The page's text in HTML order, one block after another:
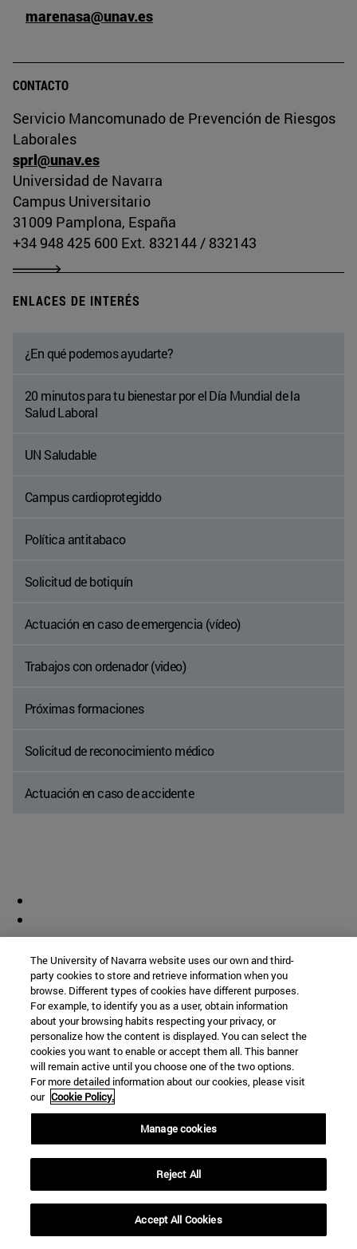
marenasa@unav.es
CONTACTO
Servicio Mancomunado de Prevención de Riesgos
Laborales
sprl@unav.es
Universidad de Navarra
Campus Universitario
31009 Pamplona, España
+34 948 425 600 Ext. 832144 / 832143
ENLACES DE INTERÉS
¿En qué podemos ayudarte?
20 minutos para tu bienestar por el Día Mundial de la
Salud Laboral
UN Saludable
Campus cardioprotegiddo
Política antitabaco
Solicitud de botiquín
Actuación en caso de emergencia (vídeo)
Trabajos con ordenador (video)
Próximas formaciones
Solicitud de reconocimiento médico
Actuación en caso de accidente
Biblioteca(abre en nueva ventana)
The University of Navarra website uses our own and third-
party cookies to store and retrieve information when you
browse. Different types of cookies have different purposes.
For example, to identify you as a user, obtain information
about your browsing habits respecting your privacy, or
personalize how the content is displayed. You can select the
cookies you want to enable or accept them all. This banner
will remain active until you choose one of the two options.
For more detailed information about our cookies, please visit
our Cookie Policy.
Manage cookies
Reject All
Accept All Cookies